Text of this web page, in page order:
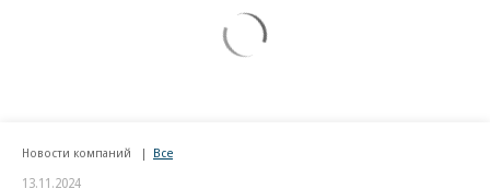
Новости компаний Все
13.11.2024